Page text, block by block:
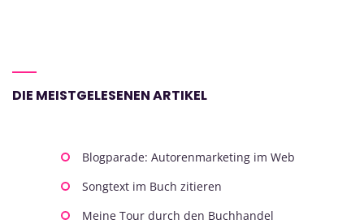
DIE MEISTGELESENEN ARTIKEL
Blogparade: Autorenmarketing im Web
Songtext im Buch zitieren
Meine Tour durch den Buchhandel